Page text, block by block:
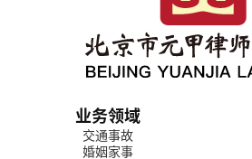
业务领域
交通事故
婚姻家事